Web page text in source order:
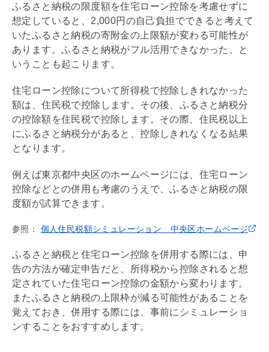
ふるさと納税の限度額を住宅ローン控除を考慮せずに
想定していると、2,000円の自己負担でできると考えて
いたふるさと納税の寄附金の上限額が変わる可能性が
あります。ふるさと納税がフル活用できなかった、と
いうことも起こります。
住宅ローン控除について所得税で控除しきれなかった
額は、住民税で控除します。その後、ふるさと納税分
の控除額を住民税で控除します。その際、住民税以上
にふるさと納税分があると、控除しきれなくなる結果
となります。
例えば東京都中央区のホームページには、 住宅ローン
控除などとの併用も考慮のうえで、ふるさと納税の限
度額が試算できます。
参照： 個人住民税額シミュレーション 中央区ホームページ
ふるさと納税と 住宅ローン控除を併用する際には、申
告の方法が確定申告だと、所得税から控除されると想
定されていた住宅ローン控除の金額から変わります。
またふるさと納税の上限枠が減る可能性があることを
覚えておき、併用する際には、事前にシミュレーショ
ンすることをおすすめします。